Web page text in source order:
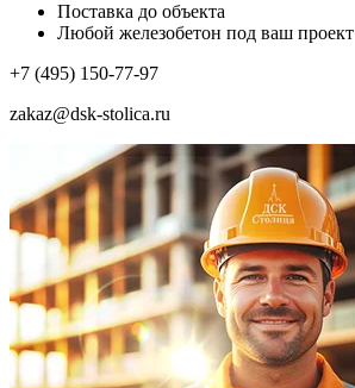
Поставка до объекта
Любой железобетон под ваш проект
+7 (495) 150-77-97
zakaz@dsk-stolica.ru